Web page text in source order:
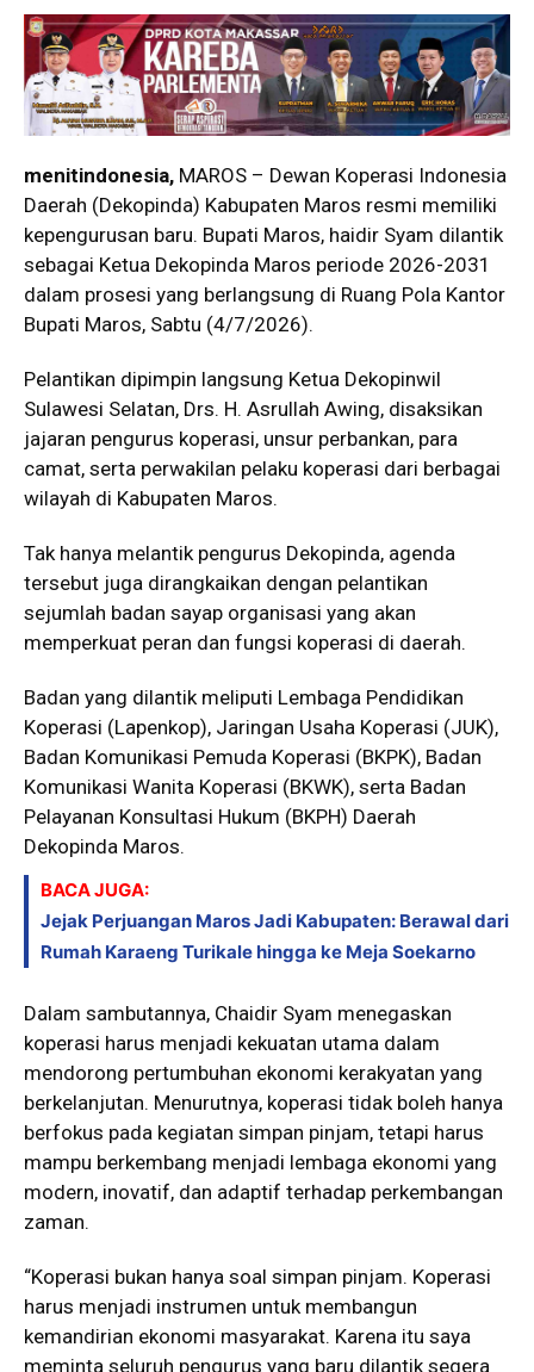
menitindonesia, MAROS – Dewan Koperasi Indonesia
Daerah (Dekopinda) Kabupaten Maros resmi memiliki
kepengurusan baru. Bupati Maros, haidir Syam dilantik
sebagai Ketua Dekopinda Maros periode 2026-2031
dalam prosesi yang berlangsung di Ruang Pola Kantor
Bupati Maros, Sabtu (4/7/2026).
Pelantikan dipimpin langsung Ketua Dekopinwil
Sulawesi Selatan, Drs. H. Asrullah Awing, disaksikan
jajaran pengurus koperasi, unsur perbankan, para
camat, serta perwakilan pelaku koperasi dari berbagai
wilayah di Kabupaten Maros.
Tak hanya melantik pengurus Dekopinda, agenda
tersebut juga dirangkaikan dengan pelantikan
sejumlah badan sayap organisasi yang akan
memperkuat peran dan fungsi koperasi di daerah.
Badan yang dilantik meliputi Lembaga Pendidikan
Koperasi (Lapenkop), Jaringan Usaha Koperasi (JUK),
Badan Komunikasi Pemuda Koperasi (BKPK), Badan
Komunikasi Wanita Koperasi (BKWK), serta Badan
Pelayanan Konsultasi Hukum (BKPH) Daerah
Dekopinda Maros.
BACA JUGA:
Jejak Perjuangan Maros Jadi Kabupaten: Berawal dari
Rumah Karaeng Turikale hingga ke Meja Soekarno
Dalam sambutannya, Chaidir Syam menegaskan
koperasi harus menjadi kekuatan utama dalam
mendorong pertumbuhan ekonomi kerakyatan yang
berkelanjutan. Menurutnya, koperasi tidak boleh hanya
berfokus pada kegiatan simpan pinjam, tetapi harus
mampu berkembang menjadi lembaga ekonomi yang
modern, inovatif, dan adaptif terhadap perkembangan
zaman.
“Koperasi bukan hanya soal simpan pinjam. Koperasi
harus menjadi instrumen untuk membangun
kemandirian ekonomi masyarakat. Karena itu saya
meminta seluruh pengurus yang baru dilantik segera